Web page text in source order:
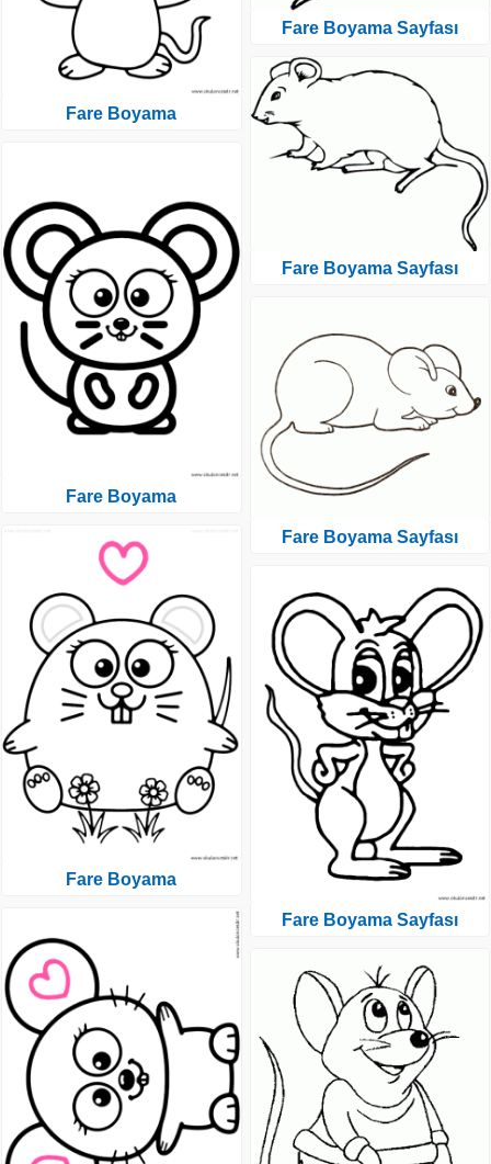
Fare Boyama
Fare Boyama
Fare Boyama
Fare Boyama Sayfası
Fare Boyama Sayfası
Fare Boyama Sayfası
Fare Boyama Sayfası